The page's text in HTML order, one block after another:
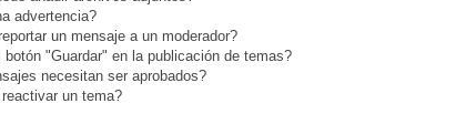
advertencia?
un mensaje a un moderador?
"Guardar" en la publicación de temas?
necesitan ser aprobados?
un tema?